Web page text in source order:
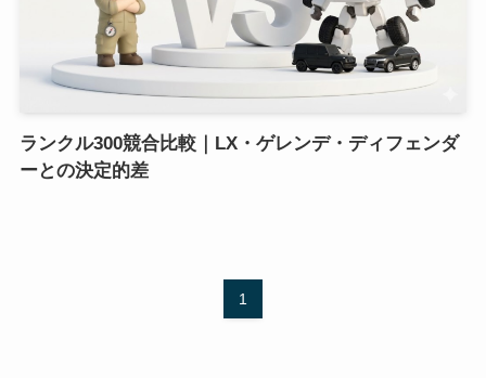
ランクル300競合比較｜LX・ゲレンデ・ディフェンダ
ーとの決定的差
1